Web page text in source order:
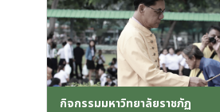
กิจกรรมมหาวิทยาลัยราชภัฏ